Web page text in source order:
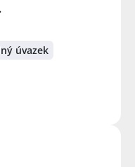
úvazek